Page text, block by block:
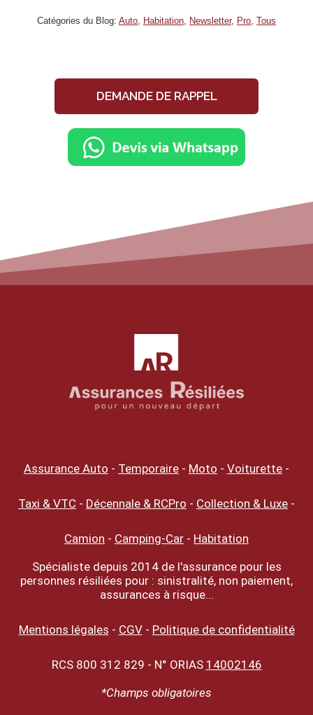
Catégories du Blog: Auto, Habitation, Newsletter, Pro, Tous
DEMANDE DE RAPPEL
Assurance Auto - Temporaire - Moto - Voiturette -
Taxi & VTC - Décennale & RCPro - Collection & Luxe -
Camion - Camping-Car - Habitation
Spécialiste depuis 2014 de l'assurance pour les
personnes résiliées pour : sinistralité, non paiement,
assurances à risque...
Mentions légales - CGV- Politique de confidentialité
RCS 800 312 829 - N° ORIAS 14002146
*Champs obligatoires